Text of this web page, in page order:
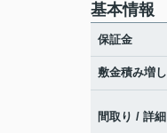
基本情報
保証金
敷金積み増し
間取り / 詳細